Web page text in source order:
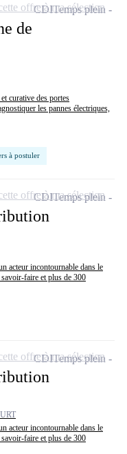
de
curative des portes
les pannes électriques,
à postuler
CDITemps plein
offre à ma sélection
acteur incontournable dans le
faire et plus de 300
CDITemps plein
offre à ma sélection
acteur incontournable dans le
faire et plus de 300
CDITemps plein
offre à ma sélection